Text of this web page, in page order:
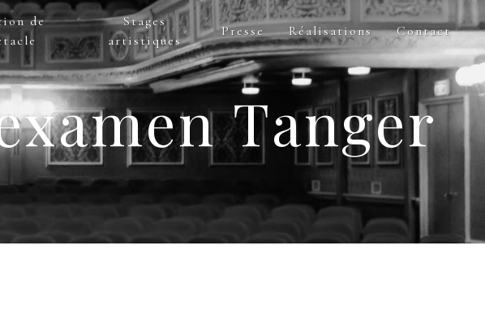
de
Stages
artistiques
Presse Réalisations Contact
Tanger